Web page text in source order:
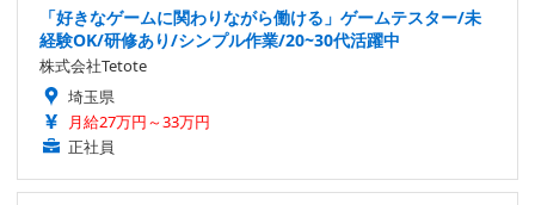
「好きなゲームに関わりながら働ける」ゲームテスター/未
経験OK/研修あり/シンプル作業/20~30代活躍中
株式会社Tetote
埼玉県
月給27万円～33万円
正社員